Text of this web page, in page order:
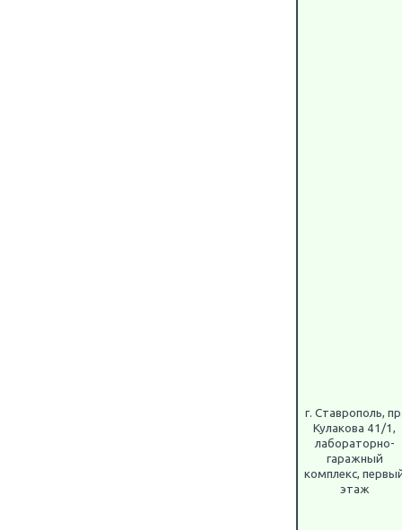
г. Ставрополь,
Кулакова 41/1,
лабораторно-
гаражный
комплекс,
этаж